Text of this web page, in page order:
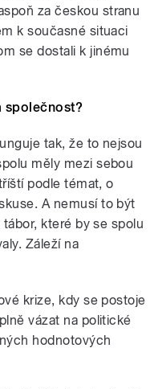
za českou stranu
k současné situaci
se dostali k jinému
společnost?
tak, že to nejsou
měly mezi sebou
podle témat, o
A nemusí to být
které by se spolu
Záleží na
krize, kdy se postoje
vázat na politické
hodnotových